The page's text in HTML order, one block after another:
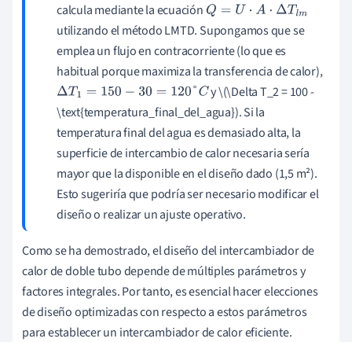
calcula mediante la ecuación Q= U⋅ A⋅Δ T lm
utilizando el método LMTD. Supongamos que se
emplea un flujo en contracorriente (lo que es
habitual porque maximiza la transferencia de calor),
ΔT1= 150 −30= 120°C
y \(\Delta T_2 = 100 -
\text{temperatura_final_del_agua}). Si la
temperatura final del agua es demasiado alta, la
superficie de intercambio de calor necesaria sería
mayor que la disponible en el diseño dado (1,5 m²).
Esto sugeriría que podría ser necesario modificar el
diseño o realizar un ajuste operativo.
Como se ha demostrado, el diseño del intercambiador de
calor de doble tubo depende de múltiples parámetros y
factores integrales. Por tanto, es esencial hacer elecciones
de diseño optimizadas con respecto a estos parámetros
para establecer un intercambiador de calor eficiente.